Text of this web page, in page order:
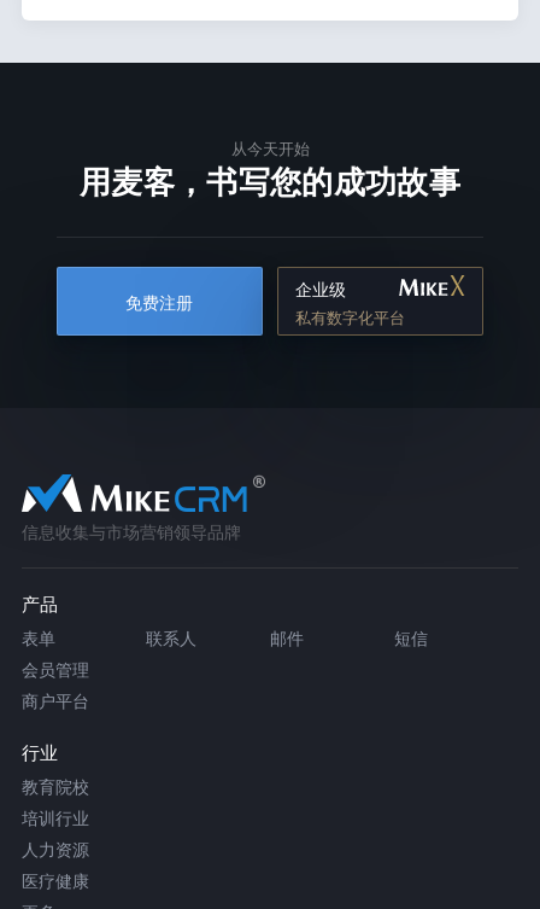
从今天开始
用麦客，书写您的成功故事
免费注册
企业级
私有数字化平台
信息收集与市场营销领导品牌
产品
表单 联系人 邮件
短信
会员管理
商户平台
行业
教育院校
培训行业
人力资源
医疗健康